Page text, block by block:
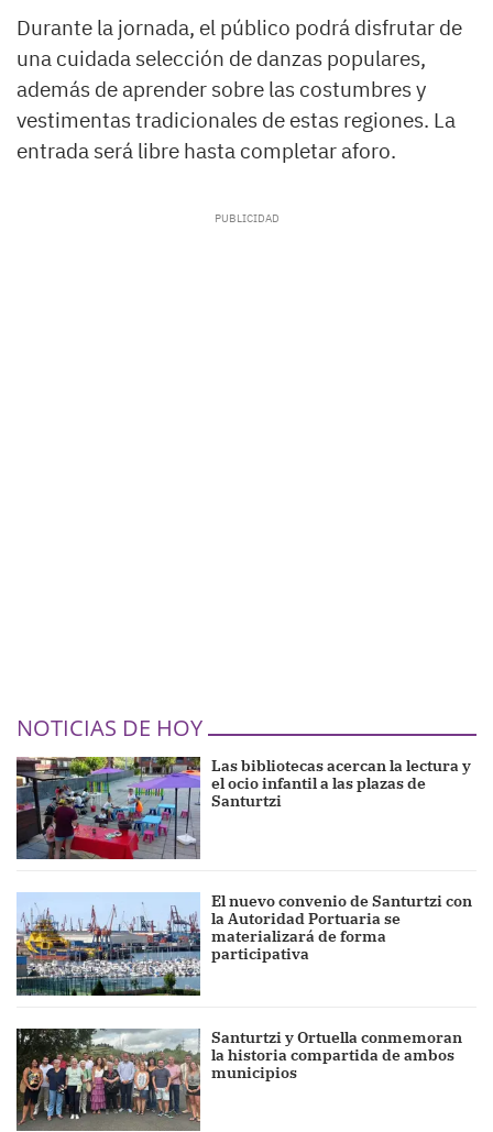
Durante la jornada, el público podrá disfrutar de
una cuidada selección de danzas populares,
además de aprender sobre las costumbres y
vestimentas tradicionales de estas regiones. La
entrada será libre hasta completar aforo.
NOTICIAS DE HOY
Las bibliotecas acercan la lectura y
el ocio infantil a las plazas de
Santurtzi
El nuevo convenio de Santurtzi con
la Autoridad Portuaria se
materializará de forma
participativa
Santurtzi y Ortuella conmemoran
la historia compartida de ambos
municipios